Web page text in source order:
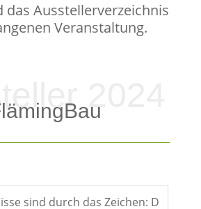
das Ausstellerverzeichnis
Veranstaltung.
2024
sind durch das Zeichen: D